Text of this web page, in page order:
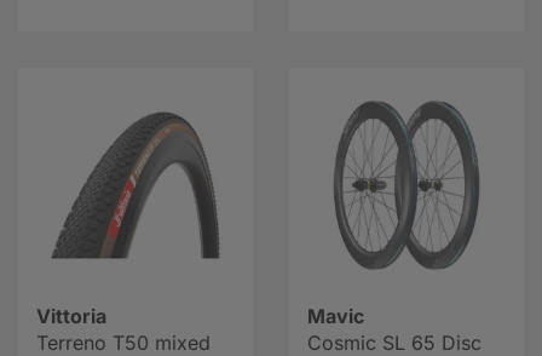
Vittoria
Terreno T50 mixed
Mavic
Cosmic SL 65 Disc